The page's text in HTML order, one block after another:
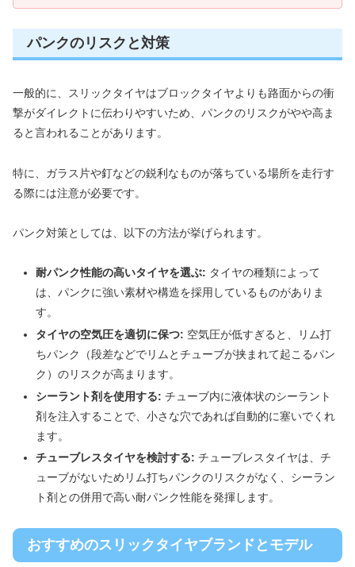
パンクのリスクと対策
一般的に、スリックタイヤはブロックタイヤよりも路面からの衝
撃がダイレクトに伝わりやすいため、パンクのリスクがやや高ま
ると言われることがあります。
特に、ガラス片や釘などの鋭利なものが落ちている場所を走行す
る際には注意が必要です。
パンク対策としては、以下の方法が挙げられます。
耐パンク性能の高いタイヤを選ぶ: タイヤの種類によって
は、パンクに強い素材や構造を採用しているものがありま
す。
タイヤの空気圧を適切に保つ: 空気圧が低すぎると、リム打
ちパンク（段差などでリムとチューブが挟まれて起こるパン
ク）のリスクが高まります。
シーラント剤を使用する: チューブ内に液体状のシーラント
剤を注入することで、小さな穴であれば自動的に塞いでくれ
ます。
チューブレスタイヤを検討する: チューブレスタイヤは、チ
ューブがないためリム打ちパンクのリスクがなく、シーラン
ト剤との併用で高い耐パンク性能を発揮します。
おすすめのスリックタイヤブランドとモデル